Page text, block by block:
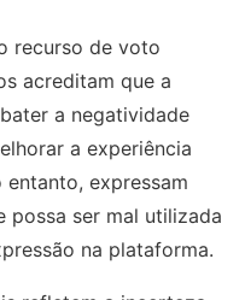
recurso de voto
acreditam que a
a negatividade
a experiência
entanto, expressam
possa ser mal utilizada
na plataforma.